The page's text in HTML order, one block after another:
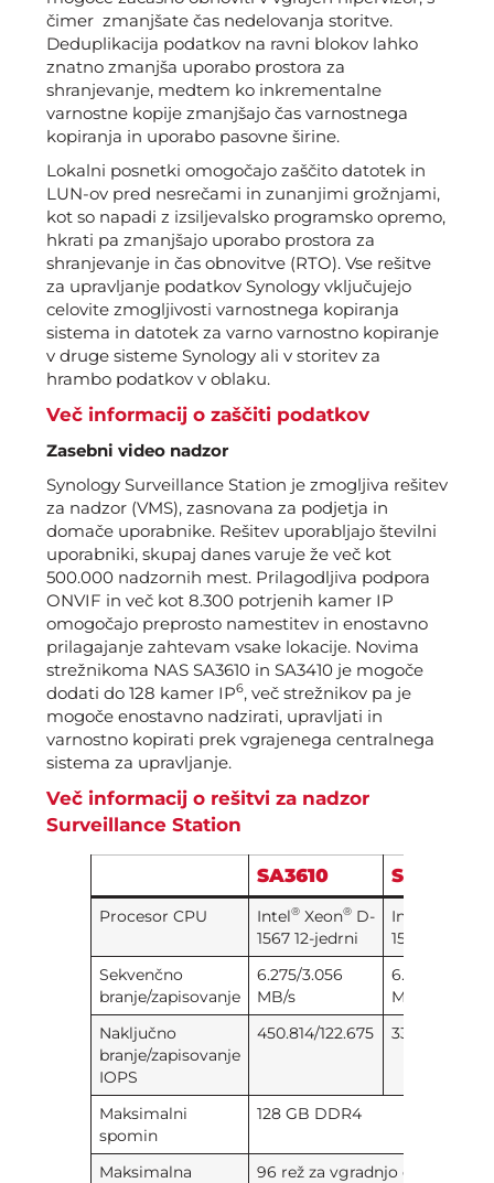
čimer zmanjšate čas nedelovanja storitve.
Deduplikacija podatkov na ravni blokov lahko
znatno zmanjša uporabo prostora za
shranjevanje, medtem ko inkrementalne
varnostne kopije zmanjšajo čas varnostnega
kopiranja in uporabo pasovne širine.
Lokalni posnetki omogočajo zaščito datotek in
LUN-ov pred nesrečami in zunanjimi grožnjami,
kot so napadi z izsiljevalsko programsko opremo,
hkrati pa zmanjšajo uporabo prostora za
shranjevanje in čas obnovitve (RTO). Vse rešitve
za upravljanje podatkov Synology vključujejo
celovite zmogljivosti varnostnega kopiranja
sistema in datotek za varno varnostno kopiranje
v druge sisteme Synology ali v storitev za
hrambo podatkov v oblaku.
Več informacij o zaščiti podatkov
Zasebni video nadzor
Synology Surveillance Station je zmogljiva rešitev
za nadzor (VMS), zasnovana za podjetja in
domače uporabnike. Rešitev uporabljajo številni
uporabniki, skupaj danes varuje že več kot
500.000 nadzornih mest. Prilagodljiva podpora
ONVIF in več kot 8.300 potrjenih kamer IP
omogočajo preprosto namestitev in enostavno
prilagajanje zahtevam vsake lokacije. Novima
strežnikoma NAS SA3610 in SA3410 je mogoče
dodati do 128 kamer IP6, več strežnikov pa je
mogoče enostavno nadzirati, upravljati in
varnostno kopirati prek vgrajenega centralnega
sistema za upravljanje.
Več informacij o rešitvi za nadzor
Surveillance Station
SA3610 SA3410
Procesor CPU Intel®Xeon®D-
1567 12-jedrni
Intel
1541 8-jedrni
Sekvenčno
branje/zapisovanje
6.275/3.056
MB/s
6.283/3.023
MB/s
Naključno
branje/zapisovanje
IOPS
450.814/122.675 336.224/
Maksimalni
spomin
128 GB DDR4
Maksimalna
96 rež za vgradnjo diskov (7